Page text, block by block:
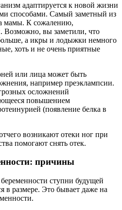
адаптируется к новой жизни
способами. Самый заметный из
мамы. К сожалению,
Возможно, вы заметили, что
а икры и лодыжки немного
хоть и не очень приятные
или лица может быть
например преэклампсии.
осложнений
повышением
(появление белка в
возникают отеки ног при
помогают снять отек.
причины
ступни будущей
в размере. Это бывает даже на